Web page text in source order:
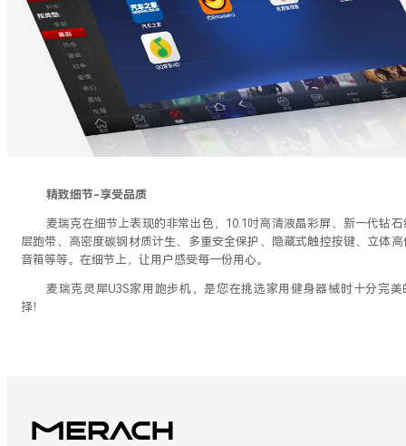
精致细节-享受品质
麦瑞克在细节上表现的非常出色， 10.1吋高清液晶彩屏、新一代钻石
层跑带、高密度碳钢材质计生、多重安全保护、隐藏式触控按键、立体高
音箱等等。在细节上，让用户感受每一份用心。
麦瑞克灵犀U3S家用跑步机，是您在挑选家用健身器械时十分完美
择！